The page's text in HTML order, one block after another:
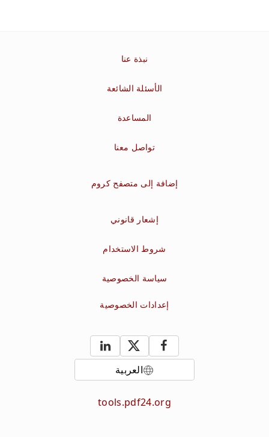
نبذة عنا
الأسئلة الشائعة
المساعدة
تواصل معنا
إضافة إلى متصفح كروم
إشعار قانوني
شروط الاستخدام
سياسة الخصوصية
إعدادات الخصوصية
العربية
tools.pdf24.org